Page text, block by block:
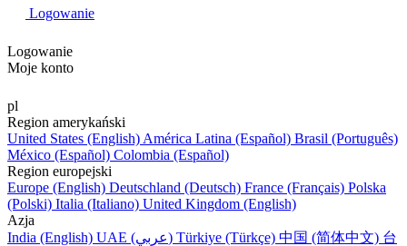
Logowanie
Logowanie
Moje konto
pl
Region amerykański
United States (English) América Latina (Español) Brasil (Português)
México (Español) Colombia (Español)
Region europejski
Europe (English) Deutschland (Deutsch) France (Français) Polska
(Polski) Italia (Italiano) United Kingdom (English)
Azja
India (English)
UAE (عربي) Türkiye (Türkçe) 中国 (简体中文) 台